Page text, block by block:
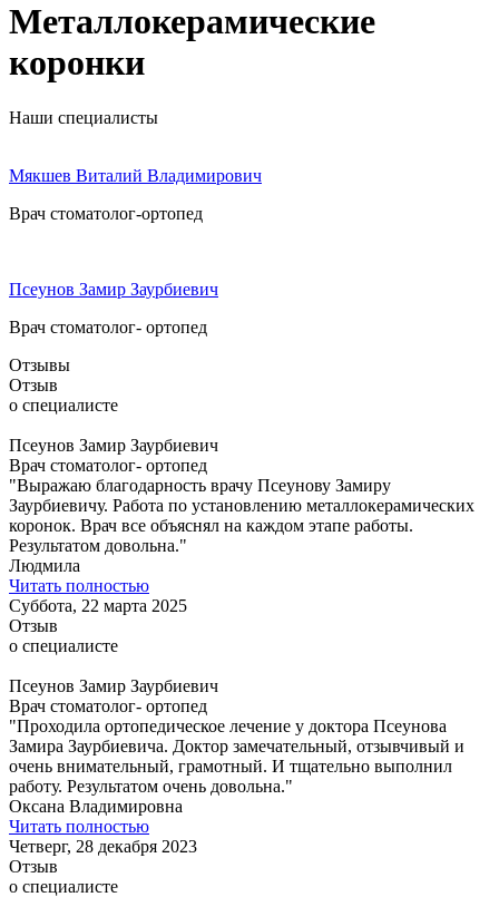
Металлокерамические
коронки
Наши специалисты
Мякшев Виталий Владимирович
Врач стоматолог-ортопед
Псеунов Замир Заурбиевич
Врач стоматолог- ортопед
Отзывы
Отзыв
о специалисте
Псеунов Замир Заурбиевич
Врач стоматолог- ортопед
"Выражаю благодарность врачу Псеунову Замиру
Заурбиевичу. Работа по установлению металлокерамических
коронок. Врач все объяснял на каждом этапе работы.
Результатом довольна."
Людмила
Читать полностью
Суббота, 22 марта 2025
Отзыв
о специалисте
Псеунов Замир Заурбиевич
Врач стоматолог- ортопед
"Проходила ортопедическое лечение у доктора Псеунова
Замира Заурбиевича. Доктор замечательный, отзывчивый и
очень внимательный, грамотный. И тщательно выполнил
работу. Результатом очень довольна."
Оксана Владимировна
Читать полностью
Четверг, 28 декабря 2023
Отзыв
о специалисте